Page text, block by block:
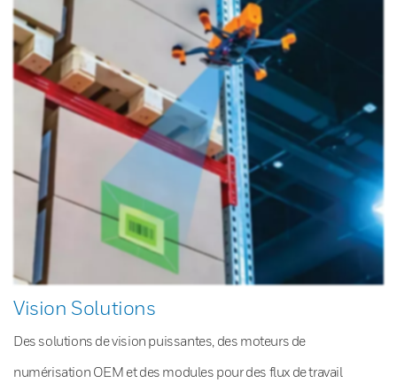
Vision Solutions
Des solutions de vision puissantes, des moteurs de
numérisation OEM et des modules pour des flux de travail